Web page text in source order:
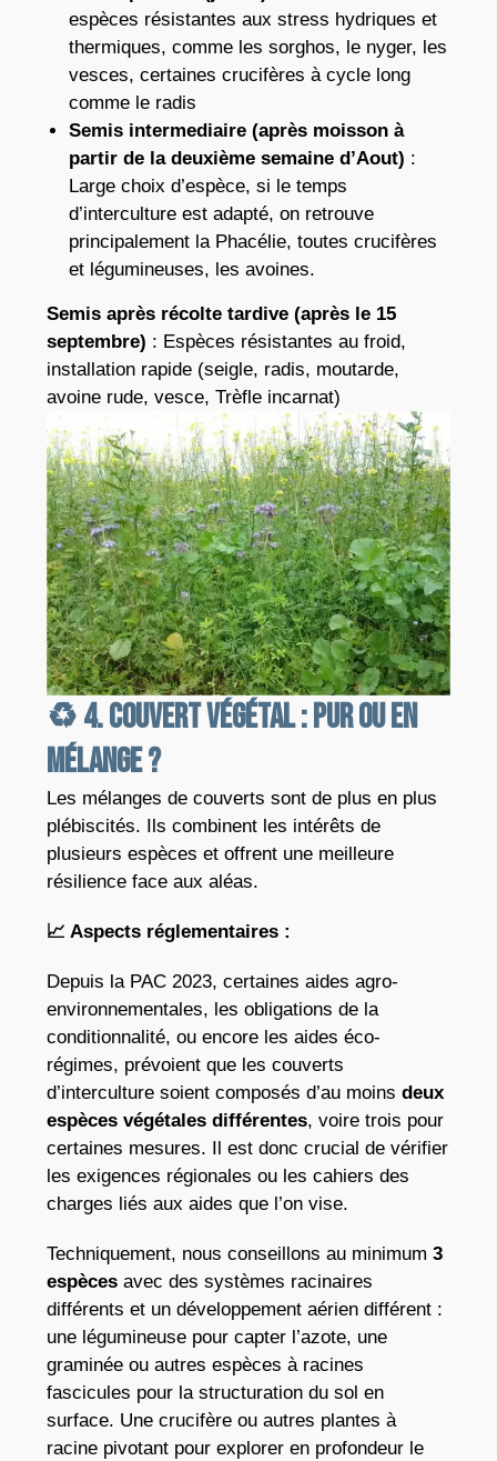
espèces résistantes aux stress hydriques et
thermiques, comme les sorghos, le nyger, les
vesces, certaines crucifères à cycle long
comme le radis
Semis intermediaire (après moisson à
partir de la deuxième semaine d’Aout) :
Large choix d’espèce, si le temps
d’interculture est adapté, on retrouve
principalement la Phacélie, toutes crucifères
et légumineuses, les avoines.
Semis après récolte tardive (après le 15
septembre) : Espèces résistantes au froid,
installation rapide (seigle, radis, moutarde,
avoine rude, vesce, Trèfle incarnat)
♻️ 4. Couvert végétal : pur ou en
mélange ?
Les mélanges de couverts sont de plus en plus
plébiscités. Ils combinent les intérêts de
plusieurs espèces et offrent une meilleure
résilience face aux aléas.
📈 Aspects réglementaires :
Depuis la PAC 2023, certaines aides agro-
environnementales, les obligations de la
conditionnalité, ou encore les aides éco-
régimes, prévoient que les couverts
d’interculture soient composés d’au moinsdeux
espèces végétales différentes, voire trois pour
certaines mesures. Il est donc crucial de vérifier
les exigences régionales ou les cahiers des
charges liés aux aides que l’on vise.
Techniquement, nous conseillons au minimum3
espècesavec des systèmes racinaires
différents et un développement aérien différent :
une légumineuse pour capter l’azote, une
graminée ou autres espèces à racines
fascicules pour la structuration du sol en
surface. Une crucifère ou autres plantes à
racine pivotant pour explorer en profondeur le